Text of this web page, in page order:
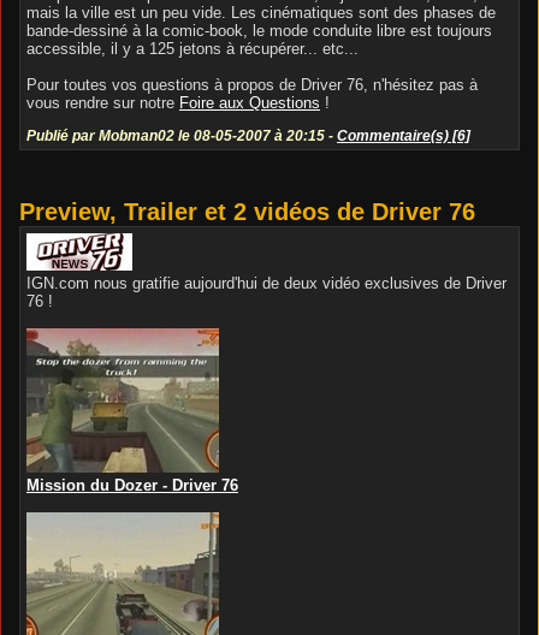
mais la ville est un peu vide. Les cinématiques sont des phases de
bande-dessiné à la comic-book, le mode conduite libre est toujours
accessible, il y a 125 jetons à récupérer... etc...
Pour toutes vos questions à propos de Driver 76, n'hésitez pas à
vous rendre sur notre Foire aux Questions !
Publié par Mobman02 le 08-05-2007 à 20:15 - Commentaire(s) [6]
Preview, Trailer et 2 vidéos de Driver 76
IGN.com nous gratifie aujourd'hui de deux vidéo exclusives de Driver
76 !
Mission du Dozer - Driver 76